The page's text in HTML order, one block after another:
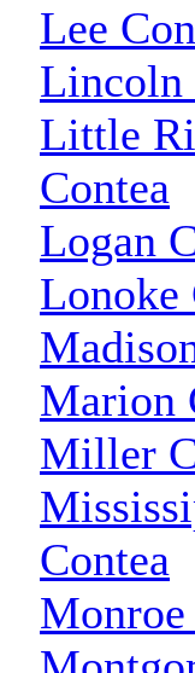
Lee
Lincoln
Little
Contea
Logan
Lonoke
Marion
Miller
Contea
Monroe